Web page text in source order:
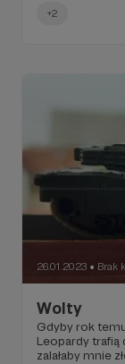
+2
26.01.2023 ● Brak
Wolty
Gdyby rok
Leopardy trafią
zalałaby mnie